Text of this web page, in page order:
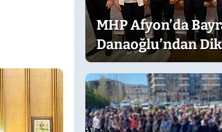
MHP Afyon’da
Danaoğlu’ndan
Mesaj